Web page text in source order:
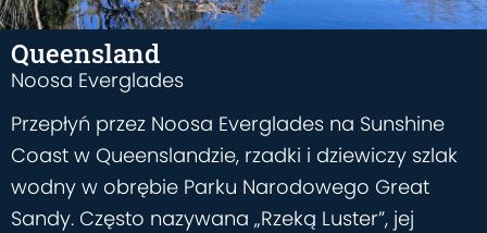
Queensland
Noosa Everglades
Przepłyń przez Noosa Everglades na Sunshine
Coast w Queenslandzie, rzadki i dziewiczy szlak
wodny w obrębie Parku Narodowego Great
Sandy. Często nazywana „Rzeką Luster”, jej